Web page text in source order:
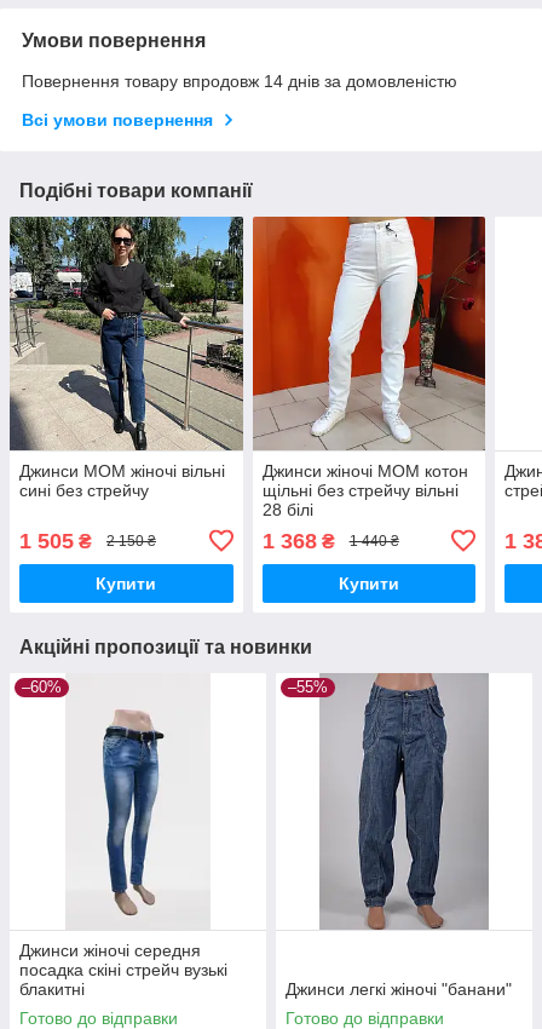
Умови повернення
Повернення товару впродовж 14 днів за домовленістю
Всі умови повернення
Подібні товари компанії
Джинси МОМ жіночі вільні
сині без стрейчу
1 505 ₴ 2 150 ₴
Купити
Джинси жіночі МОМ котон
щільні без стрейчу вільні
28 білі
1 368₴ 1 440 ₴
Купити
1
Акційні пропозиції та новинки
–60%
Джинси жіночі середня
посадка скіні стрейч вузькі
блакитні
Готово до відправки
–55%
Джинси легкі жіночі "банани"
Готово до відправки